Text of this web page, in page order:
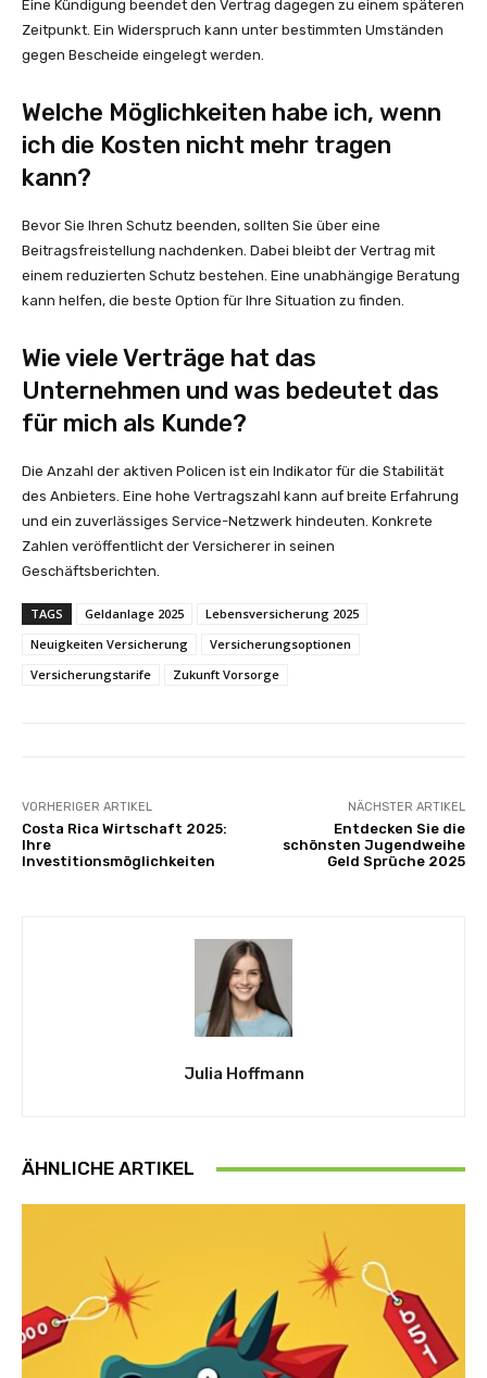
Eine Kündigung beendet den Vertrag dagegen zu einem späteren
Zeitpunkt. Ein Widerspruch kann unter bestimmten Umständen
gegen Bescheide eingelegt werden.
Welche Möglichkeiten habe ich, wenn
ich die Kosten nicht mehr tragen
kann?
Bevor Sie Ihren Schutz beenden, sollten Sie über eine
Beitragsfreistellung nachdenken. Dabei bleibt der Vertrag mit
einem reduzierten Schutz bestehen. Eine unabhängige Beratung
kann helfen, die beste Option für Ihre Situation zu finden.
Wie viele Verträge hat das
Unternehmen und was bedeutet das
für mich als Kunde?
Die Anzahl der aktiven Policen ist ein Indikator für die Stabilität
des Anbieters. Eine hohe Vertragszahl kann auf breite Erfahrung
und ein zuverlässiges Service-Netzwerk hindeuten. Konkrete
Zahlen veröffentlicht der Versicherer in seinen
Geschäftsberichten.
TAGS Geldanlage 2025
Lebensversicherung 2025
Neuigkeiten Versicherung
Versicherungsoptionen
Versicherungstarife
Zukunft Vorsorge
VORHERIGER ARTIKEL
Costa Rica Wirtschaft 2025:
Ihre
Investitionsmöglichkeiten
NÄCHSTER ARTIKEL
Entdecken Sie die
schönsten Jugendweihe
Geld Sprüche 2025
Julia Hoffmann
ÄHNLICHE ARTIKEL